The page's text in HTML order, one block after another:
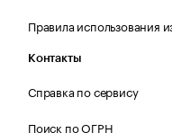
Правила использования
Контакты
Справка по сервису
Поиск по ОГРН